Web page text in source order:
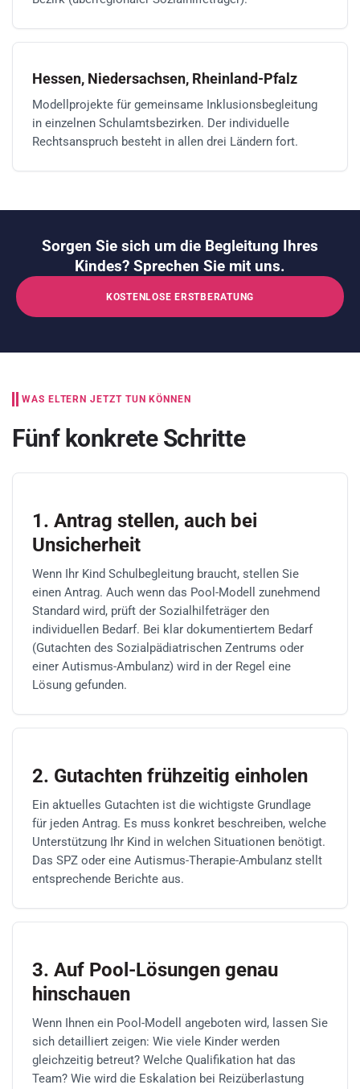
Hessen, Niedersachsen, Rheinland-Pfalz
Modellprojekte für gemeinsame Inklusionsbegleitung
in einzelnen Schulamtsbezirken. Der individuelle
Rechtsanspruch besteht in allen drei Ländern fort.
Sorgen Sie sich um die Begleitung Ihres
Kindes? Sprechen Sie mit uns.
KOSTENLOSE ERSTBERATUNG
WAS ELTERN JETZT TUN KÖNNEN
Fünf konkrete Schritte
1. Antrag stellen, auch bei
Unsicherheit
Wenn Ihr Kind Schulbegleitung braucht, stellen Sie
einen Antrag. Auch wenn das Pool-Modell zunehmend
Standard wird, prüft der Sozialhilfeträger den
individuellen Bedarf. Bei klar dokumentiertem Bedarf
(Gutachten des Sozialpädiatrischen Zentrums oder
einer Autismus-Ambulanz) wird in der Regel eine
Lösung gefunden.
2. Gutachten frühzeitig einholen
Ein aktuelles Gutachten ist die wichtigste Grundlage
für jeden Antrag. Es muss konkret beschreiben, welche
Unterstützung Ihr Kind in welchen Situationen benötigt.
Das SPZ oder eine Autismus-Therapie-Ambulanz stellt
entsprechende Berichte aus.
3. Auf Pool-Lösungen genau
hinschauen
Wenn Ihnen ein Pool-Modell angeboten wird, lassen Sie
sich detailliert zeigen: Wie viele Kinder werden
gleichzeitig betreut? Welche Qualifikation hat das
Team? Wie wird die Eskalation bei Reizüberlastung